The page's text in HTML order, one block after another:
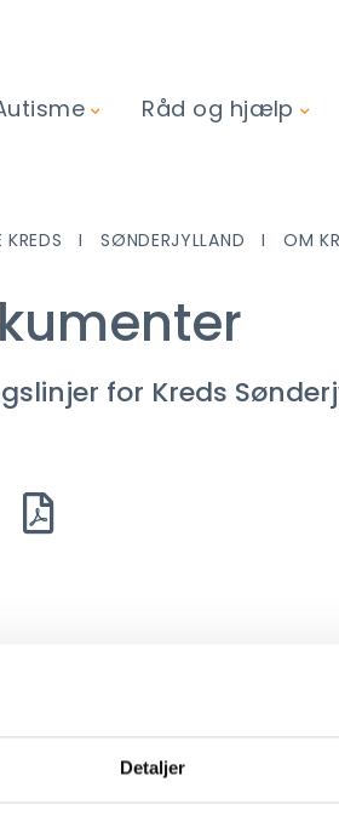
Detaljer
Råd og hjælp
SØNDERJYLLAND OM
for Kreds